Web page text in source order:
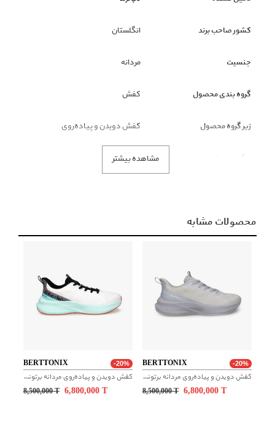
مشاهده بیشتر
کشور صاحب برند انگلستان
جنسیت مردانه
گروه بندی محصول کفش
زیر گروه محصول کفش دویدن و پیاده‌روی
سیاه
با توجه به شرایط خاص تامین کننده این برند، انصراف از خرید حداکثر ظرف
مدت ۲۴ ساعت از زمان سفارش و تعویض و مرجوع تا ۲۴ ساعت پس از
دریافت محصول، امکان پذیر است. ارسال این محصول به صورت جداگانه و
از سمت تامین کننده انجام خواهد شد.
محصولات مشابه
BERTTONIX -20%
کفش دویدن و پیاده‌روی مردانه برتونیکس
8,500,000T 6,800,000 T
BERTTONIX -20%
کفش دویدن و پیاده‌روی مردانه برتونیکس
8,500,000T 6,800,000 T